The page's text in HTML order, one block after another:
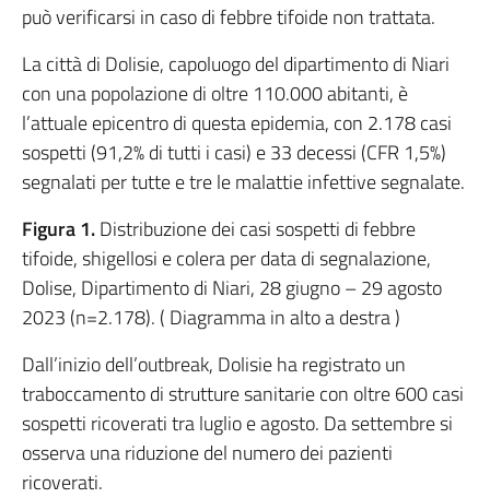
può verificarsi in caso di febbre tifoide non trattata.
La città di Dolisie, capoluogo del dipartimento di Niari
con una popolazione di oltre 110.000 abitanti, è
l’attuale epicentro di questa epidemia, con 2.178 casi
sospetti (91,2% di tutti i casi) e 33 decessi (CFR 1,5%)
segnalati per tutte e tre le malattie infettive segnalate.
Figura 1.Distribuzione dei casi sospetti di febbre
tifoide, shigellosi e colera per data di segnalazione,
Dolise, Dipartimento di Niari, 28 giugno – 29 agosto
2023 (n=2.178). ( Diagramma in alto a destra )
Dall’inizio dell’outbreak, Dolisie ha registrato un
traboccamento di strutture sanitarie con oltre 600 casi
sospetti ricoverati tra luglio e agosto. Da settembre si
osserva una riduzione del numero dei pazienti
ricoverati.